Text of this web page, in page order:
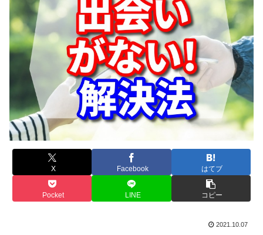
X Facebook はてブ
Pocket LINE コピー
2021.10.07